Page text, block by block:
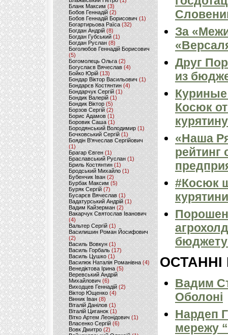
Бланк Максим(3)
Бобов Геннадій (2)
Бобов Геннадій Борисович (1)
Богартирьова Раїса (32)
Богдан Андрій(8)
Богдан Губський (1)
Богдан Руслан(8)
Боголюбов Геннадій Борисович
(5)
Богомолець Ольга (2)
Богуслаєв Вячеслав (4)
Бойко Юрій (13)
Бондар Віктор Васильович (1)
Бондарєв Костянтин (4)
Бондарчук Сергій(1)
Бондик Валерій (1)
Бондик Віктор(5)
Борзов Сергiй (2)
Борис Адамов(1)
Боровик Саша (1)
Бородянський Володимир (1)
Бочковський Сергій (1)
Боядін В'ячеслав Сергійович
(1)
Брагар Євген (1)
Браславський Руслан (1)
Бриль Костянтин (1)
Бродський Михайло (1)
Бубенчик Іван(2)
Бурбак Максим (5)
Буряк Сергій (7)
Бусарєв Вячеслав (1)
Вадатурський Андрій (1)
Вадим Кайзерман (2)
Вакарчук Святослав Іванович
(4)
Вальтер Сергій (1)
Василишин Роман Йосифович
(2)
Василь Вовкун (1)
Василь Горбаль (17)
Василь Цушко (1)
Василюк Наталія Романівна (4)
Венедіктова Ірина(5)
Веревський Андрій
Михайлович (6)
Виходцев Геннадій (2)
Віктор Ющенко (4)
Вінник Іван (8)
Віталій Данілов (1)
Віталій Циганок (1)
Вітко Артем Леонідович(1)
Власенко Сергій (6)
Вовк Дмитро(2)
За
Друг
из
Косюк
«Наша
рейтинг
#Косюк
бюджету
ОСТАННІ
Вадим
Оболоні
Нардеп
мережу